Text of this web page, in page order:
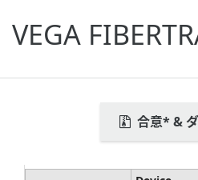
VEGA
合意* &